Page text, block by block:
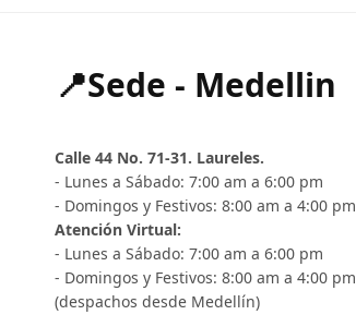
📍Sede - Medellin
Calle 44 No. 71-31. Laureles.
- Lunes a Sábado: 7:00 am a 6:00 pm
- Domingos y Festivos: 8:00 am a 4:00 pm
Atención Virtual:
- Lunes a Sábado: 7:00 am a 6:00 pm
- Domingos y Festivos: 8:00 am a 4:00 pm
(despachos desde Medellín)